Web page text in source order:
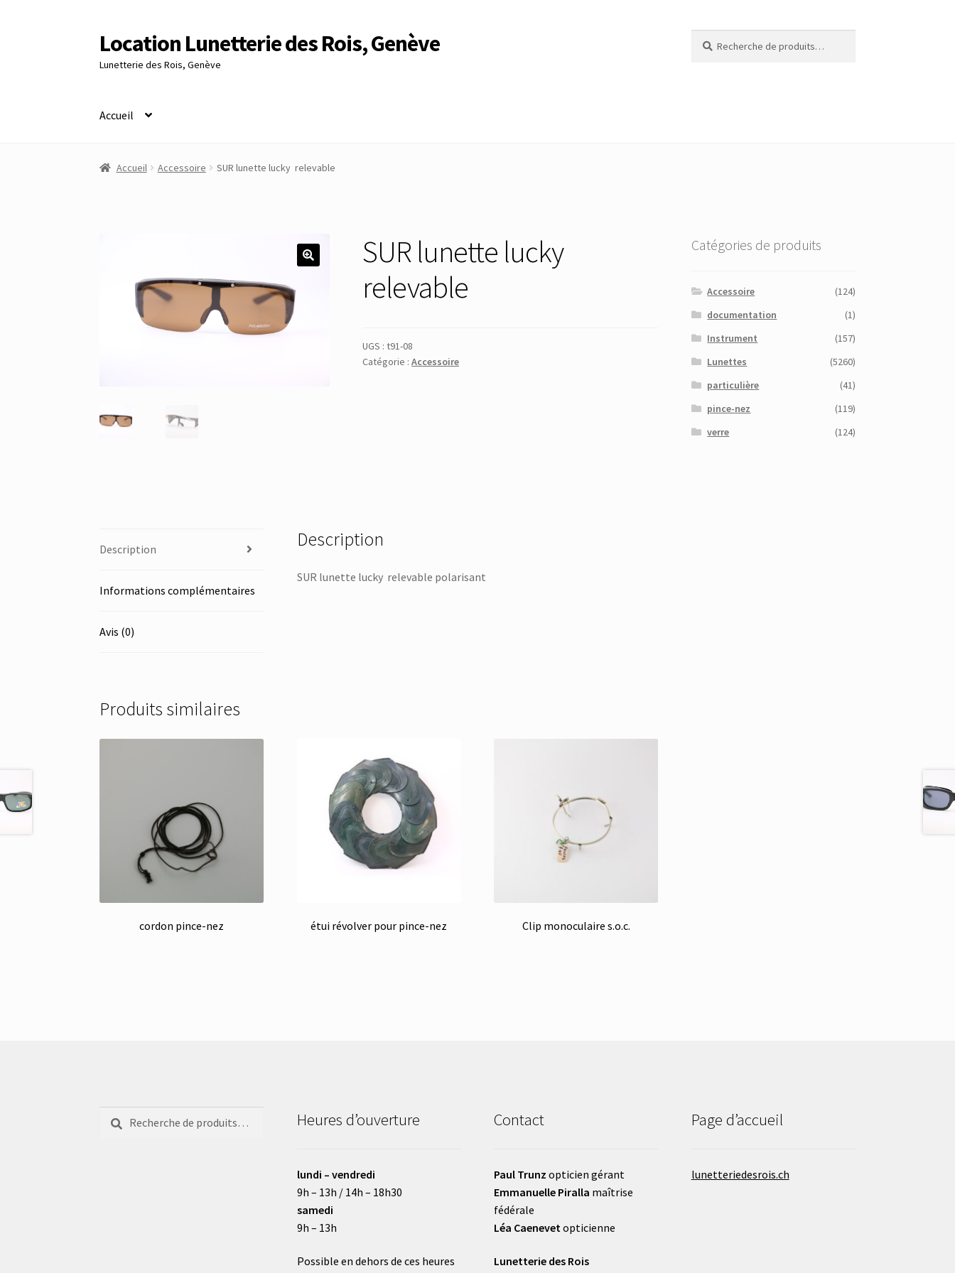
Aller
à
la
Aller
au
contenu
Location Lunetterie des Rois, Genève
Lunetterie des Rois, Genève
pour :
Accueil
Accueil Altimètre Artaria Genève Commande Compte
Accueil Accessoire SUR lunette lucky relevable
SUR lunette lucky
relevable
UGS :t91-08
Catégorie :Accessoire
Description
Informations complémentaires
Avis (0)
Description
SUR lunette lucky relevable polarisant
Produits similaires
cordon pince-nez étui révolver pour pince-nez Clip monoculaire s.o.c.
Catégories de produits
Accessoire
(124)
documentation
(1)
Instrument
(157)
Lunettes
(5260)
particulière
(41)
pince-nez
(119)
verre
(124)
Recherche
pour :
Recherche Heures d’ouverture
lundi – vendredi
9h – 13h / 14h – 18h30
samedi
9h – 13h
Possible en dehors de ces heures
Contact
Paul Trunz opticien gérant
Emmanuelle Piralla maîtrise
fédérale
Léa Caenevet opticienne
Lunetterie des Rois
Page d’accueil
lunetteriedesrois.ch